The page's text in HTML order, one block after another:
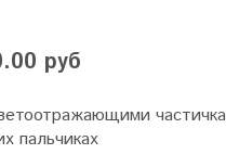
руб
пальчиках